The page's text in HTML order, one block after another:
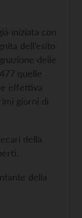
iniziata con
dell’esito
delle
quelle
effettiva
giorni di
della
della